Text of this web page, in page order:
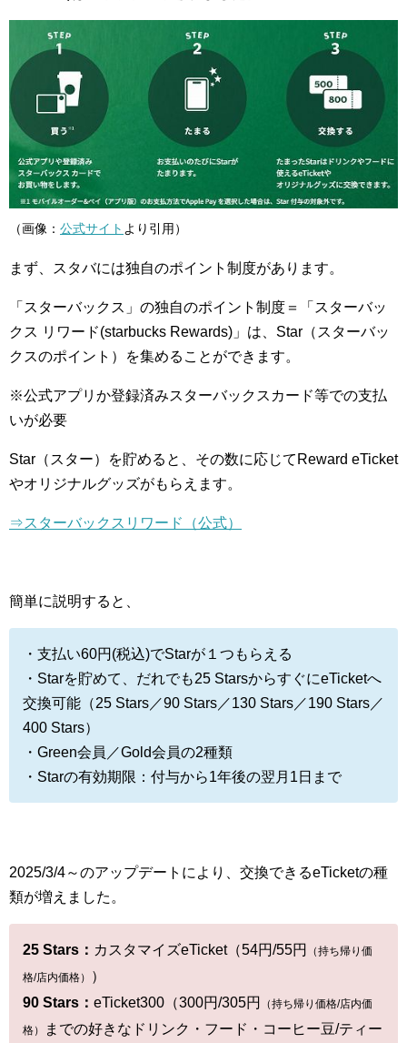
（画像： 公式サイト より引用）
まず、スタバには独自のポイント制度があります。
「スターバックス」の独自のポイント制度＝「スターバッ
クス リワード(starbucks Rewards)」は、Star（スターバッ
クスのポイント）を集めることができます。
※公式アプリか登録済みスターバックスカード等での支払
いが必要
Star（スター）を貯めると、その数に応じてReward eTicket
やオリジナルグッズがもらえます。
⇒スターバックスリワード（公式）
簡単に説明すると、
・支払い60円(税込)でStarが１つもらえる
・Starを貯めて、だれでも25 StarsからすぐにeTicketへ
交換可能（25 Stars／90 Stars／130 Stars／190 Stars／
400 Stars）
・Green会員／Gold会員の2種類
・Starの有効期限：付与から1年後の翌月1日まで
2025/3/4～のアップデートにより、交換できるeTicketの種
類が増えました。
25 Stars： カスタマイズeTicket（54円/55円 （持ち帰り価
格/店内価格）
）
90 Stars： eTicket300（300円/305円 （持ち帰り価格/店内価
格）
までの好きなドリンク・フード・コーヒー豆/ティー